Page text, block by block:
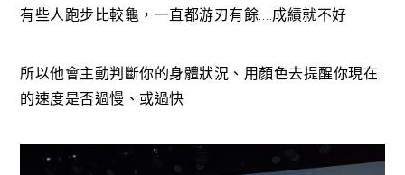
有些人跑步比較龜，一直都游刃有餘….成績就不好
所以他會主動判斷你的身體狀況、用顏色去提醒你現在
的速度是否過慢、或過快